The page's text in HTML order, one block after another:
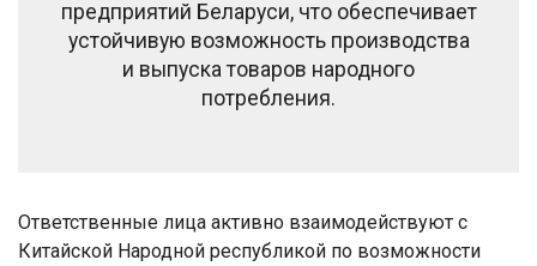
предприятий Беларуси, что обеспечивает
устойчивую возможность производства
и выпуска товаров народного
потребления.
Ответственные лица активно взаимодействуют с
Китайской Народной республикой по возможности